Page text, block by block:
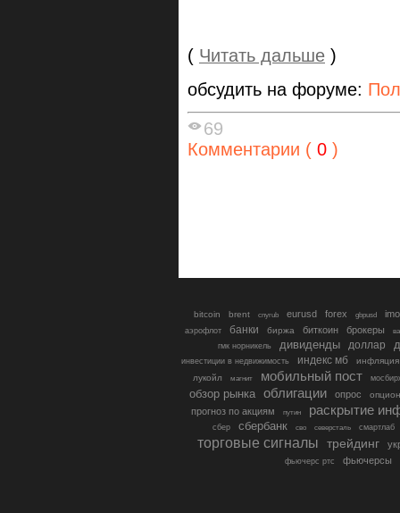
( Читать дальше )
обсудить на форуме:
69
Комментарии ( 0 )
bitcoin brent cnyrub eurusd forex gbpusd
аэрофлот банки биржа биткоин брокеры
гмк норникель
дивиденды доллар
инвестиции в недвижимость индекс мб
инфляция
лукойл
магнит мобильный пост
обзор рынка облигации опрос
прогноз по акциям путин раскрытие
сбер сбербанк сво северсталь смартлаб
торговые сигналы трейдинг
фьючерс ртс фьючерсы